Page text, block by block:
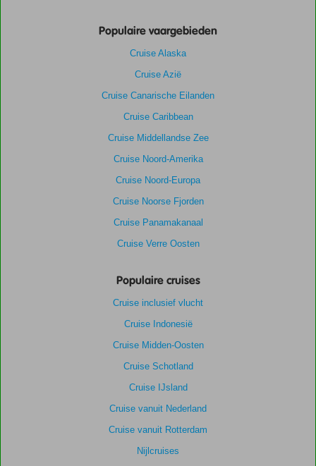
Populaire vaargebieden
Cruise Alaska
Cruise Azië
Cruise Canarische Eilanden
Cruise Caribbean
Cruise Middellandse Zee
Cruise Noord-Amerika
Cruise Noord-Europa
Cruise Noorse Fjorden
Cruise Panamakanaal
Cruise Verre Oosten
Populaire cruises
Cruise inclusief vlucht
Cruise Indonesië
Cruise Midden-Oosten
Cruise Schotland
Cruise IJsland
Cruise vanuit Nederland
Cruise vanuit Rotterdam
Nijlcruises